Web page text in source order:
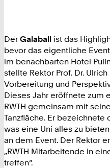
Der Galaball ist das
bevor das eigentliche
im benachbarten Hotel
stellte Rektor Prof. Dr.
Vorbereitung und
Dieses Jahr eröffnete zum
RWTH gemeinsam mit
Tanzfläche. Er bezeichnete
was eine Uni alles zu
an dem Event. Der Rektor
„RWTH Mitarbeitende in
treffen“.